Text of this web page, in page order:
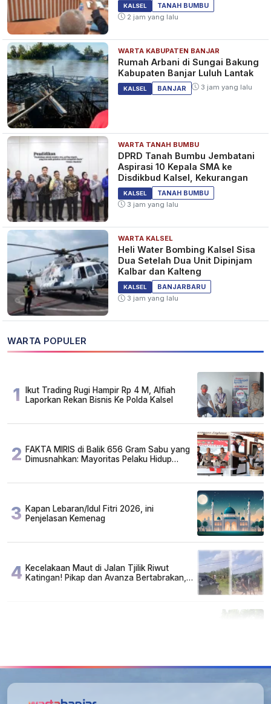
KALSEL
TANAH BUMBU
2 jam yang lalu
WARTA KABUPATEN BANJAR
Rumah Arbani di Sungai Bakung
Kabupaten Banjar Luluh Lantak
KALSEL BANJAR 3 jam yang lalu
WARTA TANAH BUMBU
DPRD Tanah Bumbu Jembatani
Aspirasi 10 Kepala SMA ke
Disdikbud Kalsel, Kekurangan
KALSEL
TANAH BUMBU
3 jam yang lalu
WARTA KALSEL
Heli Water Bombing Kalsel Sisa
Dua Setelah Dua Unit Dipinjam
Kalbar dan Kalteng
KALSEL
BANJARBARU
3 jam yang lalu
WARTA POPULER
1
Ikut Trading Rugi Hampir Rp 4 M, Alfiah
Laporkan Rekan Bisnis Ke Polda Kalsel
2 FAKTA MIRIS di Balik 656 Gram Sabu yang
Dimusnahkan: Mayoritas Pelaku Hidup
3 Kapan Lebaran/Idul Fitri 2026, ini
Penjelasan Kemenag
4 Kecelakaan Maut di Jalan Tjilik Riwut
Katingan! Pikap dan Avanza Bertabrakan,